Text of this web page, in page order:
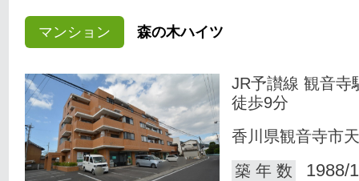
マンション 森の木ハイツ
JR予讃線 観音寺
徒歩9分
香川県観音寺市
築 年 数
1988/